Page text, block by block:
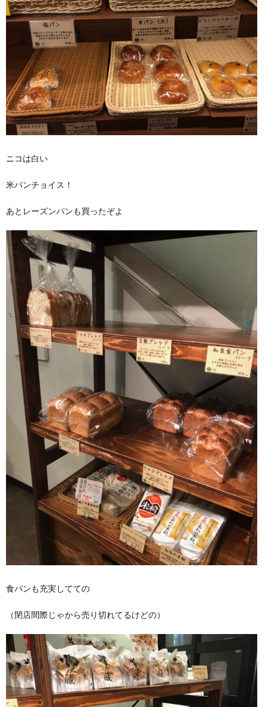
ニコは白い
米パンチョイス！
あとレーズンパンも買ったぞよ
食パンも充実してての
（閉店間際じゃから売り切れてるけどの）